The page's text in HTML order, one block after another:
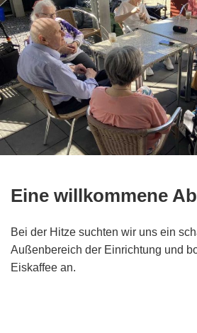
Eine willkommene
Bei der Hitze suchten wir uns ein
Außenbereich der Einrichtung und
Eiskaffee an.